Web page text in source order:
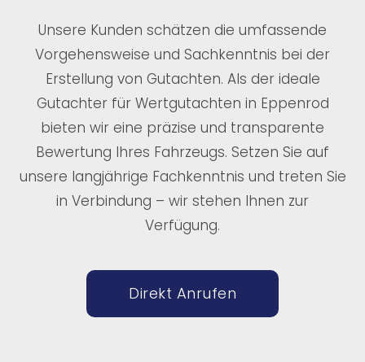
Unsere Kunden schätzen die umfassende
Vorgehensweise und Sachkenntnis bei der
Erstellung von Gutachten. Als der ideale
Gutachter für Wertgutachten in Eppenrod
bieten wir eine präzise und transparente
Bewertung Ihres Fahrzeugs. Setzen Sie auf
unsere langjährige Fachkenntnis und treten Sie
in Verbindung – wir stehen Ihnen zur
Verfügung.
Direkt Anrufen